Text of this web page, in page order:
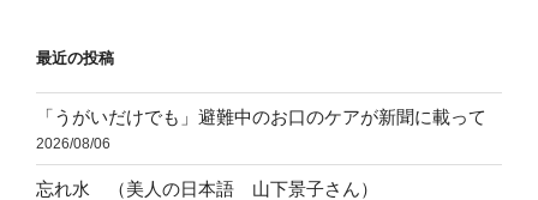
ン
最近の投稿
「うがいだけでも」避難中のお口のケアが新聞に載って
2026/08/06
忘れ水 （美人の日本語 山下景子さん）